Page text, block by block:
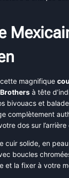
magnifique
à tête
bivouacs et
complètement
dos sur
cuir solide, en
boucles
et la fixer à votre